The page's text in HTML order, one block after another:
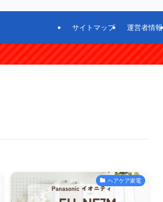
サイトマップ 運営者情報
ヘアケア家電